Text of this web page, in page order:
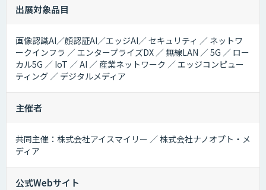
出展対象品目
画像認識AI／顔認証AI／エッジAI／ セキュリティ ／ ネットワ
ークインフラ ／ エンタープライズDX ／ 無線LAN ／ 5G ／ ロー
カル5G ／ IoT ／ AI ／ 産業ネットワーク ／ エッジコンピュー
ティング ／ デジタルメディア
主催者
共同主催：株式会社アイスマイリー ／ 株式会社ナノオプト・メ
ディア
公式Webサイト